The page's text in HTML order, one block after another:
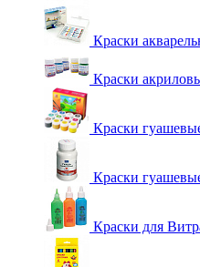
Краски
Краски
Краски
Краски
Краски для